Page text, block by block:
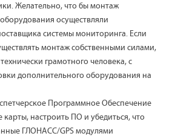
Желательно, что бы монтаж
осуществляли
системы мониторинга. Если
монтаж собственными силами,
грамотного человека, с
дополнительного оборудования на
Программное Обеспечение
карты, настроить ПО и убедиться, что
ГЛОНАСС/GPS модулями